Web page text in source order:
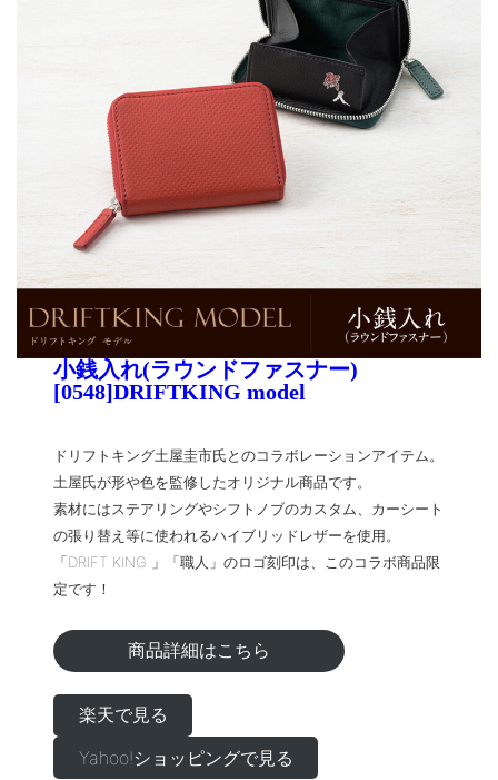
小銭入れ(ラウンドファスナー)
[0548]DRIFTKING model
ドリフトキング土屋圭市氏とのコラボレーションアイテム。
土屋氏が形や色を監修したオリジナル商品です。
素材にはステアリングやシフトノブのカスタム、カーシート
の張り替え等に使われるハイブリッドレザーを使用。
「DRIFT KING 」「職人」のロゴ刻印は、このコラボ商品限
定です！
商品詳細はこちら
楽天で見る
Yahoo!ショッピングで見る